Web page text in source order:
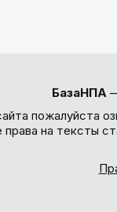
БазаНПА—
пожалуйста
права на тексты